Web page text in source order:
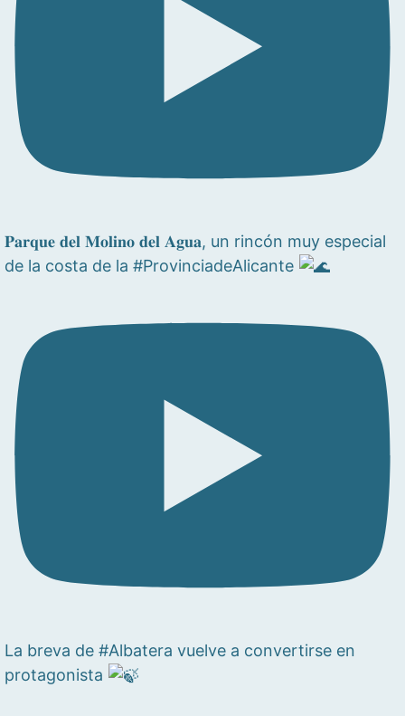
𝐏𝐚𝐫𝐪𝐮𝐞 𝐝𝐞𝐥 𝐌𝐨𝐥𝐢𝐧𝐨 𝐝𝐞𝐥 𝐀𝐠𝐮𝐚, un rincón muy especial
de la costa de la #ProvinciadeAlicante
La breva de #Albatera vuelve a convertirse en
protagonista